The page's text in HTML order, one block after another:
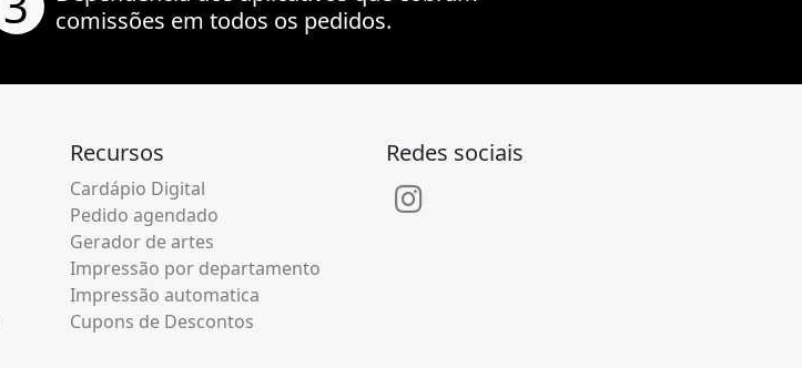
comissões em todos os pedidos.
Recursos
Cardápio Digital
Pedido agendado
Gerador de artes
Impressão por departamento
Impressão automatica
Cupons de Descontos
Redes sociais